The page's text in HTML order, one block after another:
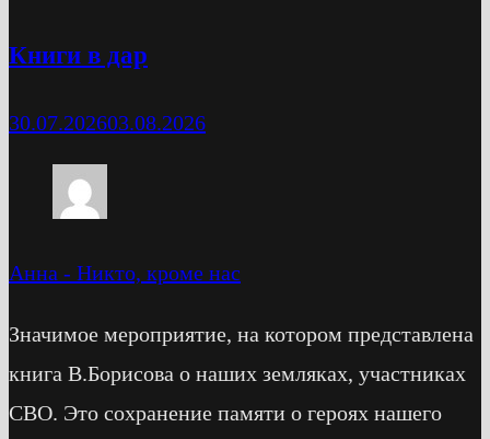
Книги в дар
30.07.202603.08.2026
Анна - Никто, кроме нас
Значимое мероприятие, на котором представлена
книга В.Борисова о наших земляках, участниках
СВО. Это сохранение памяти о героях нашего